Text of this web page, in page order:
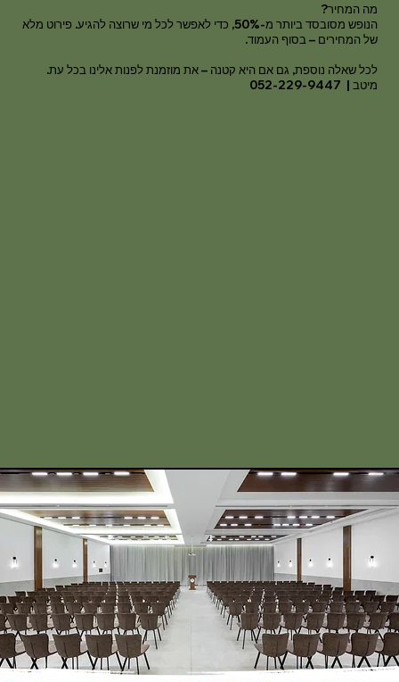
מה המחיר?
הנופש מסובסד ביותר מ-50%, כדי לאפשר לכל מי שרוצה להגיע. פירוט מלא
של המחירים – בסוף העמוד.
לכל שאלה נוספת, גם אם היא קטנה – את מוזמנת לפנות אלינו בכל עת.
מיטב | 052-229-9447